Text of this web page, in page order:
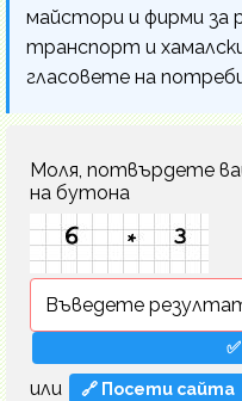
майстори и фирми за
транспорт и
гласовете на
Моля, потвърдете
на бутона
или 🔗 Посети сайта